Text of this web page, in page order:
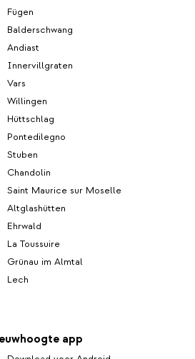
Fügen
Balderschwang
Andiast
Innervillgraten
Vars
Willingen
Hüttschlag
Pontedilegno
Stuben
Chandolin
Saint Maurice sur Moselle
Altglashütten
Ehrwald
La Toussuire
Grünau im Almtal
Lech
app